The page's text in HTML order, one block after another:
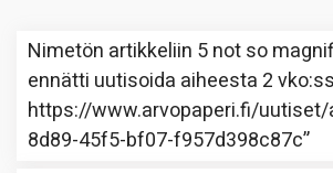
Nimetön artikkeliin 5 not so
ennätti uutisoida aiheesta 2
https://www.arvopaperi.fi/
8d89-45f5-bf07-f957d398c87c”